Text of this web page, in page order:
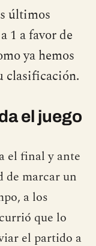
últimos
1 a favor de
ya hemos
clasificación.
el juego
el final y ante
de marcar un
a los
que lo
el partido a